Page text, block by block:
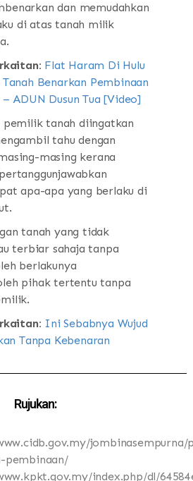
dan memudahkan
di atas tanah milik
Flat Haram Di Hulu
Benarkan Pembinaan
– ADUN Dusun Tua [Video]
pemilik tanah diingatkan
tahu dengan
masing kerana
apa-apa yang berlaku di
tanah yang tidak
terbiar sahaja tanpa
berlakunya
pihak tertentu tanpa
Ini Sebabnya Wujud
Tanpa Kebenaran
Rujukan:
jombinasempurna/
pembinaan/
index.php/dl/